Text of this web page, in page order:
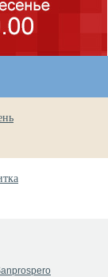
Corti Di Canepa
Del Conca